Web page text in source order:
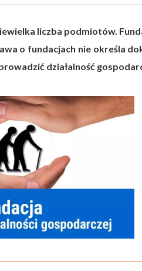
liczba podmiotów.
o fundacjach nie określa
działalność